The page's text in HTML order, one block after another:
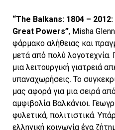
“The Balkans: 1804 –
Great Powers”, Misha
φάρμακο αλήθειας και
μετά από πολύ λογοτεχνία.
μια λειτουργική γιατρειά
υπαναχωρήσεις. Το
μας αφορά για μια σειρά
αμφιβολία Βαλκάνιοι.
φυλετικά, πολιτιστικά.
ελληνική κοινωνία ένα